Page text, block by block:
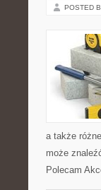
POSTED
a także
może
Polecam